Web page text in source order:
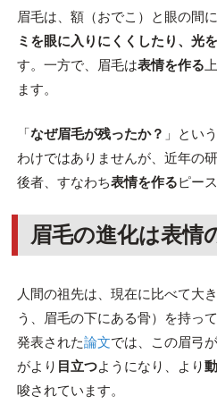
眉毛は、額（おでこ）と眼の間に
ミを眼に入りにくくしたり、光
す。一方で、眉毛は表情を作る
ます。
「なぜ眉毛が残ったか？ 」とい
わけではありませんが、近年の
後者、すなわち表情を作るピー
眉毛の進化は表情
人間の祖先は、現在に比べて大
う、眉毛の下にある骨）を持っ
発表された論文では、この眉弓
がより 目立つようになり、より
唆されています。